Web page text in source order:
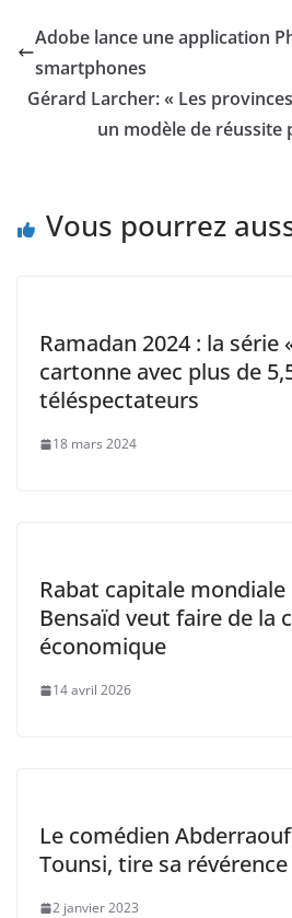
Adobe lance une application
smartphones
Gérard Larcher: « Les
un modèle de réussite
Vous pourrez
Ramadan 2024 : la série
cartonne avec plus de
téléspectateurs
18 mars 2024
Rabat capitale mondiale
Bensaïd veut faire de la
économique
14 avril 2026
Le comédien
Tounsi, tire sa révérence
2 janvier 2023